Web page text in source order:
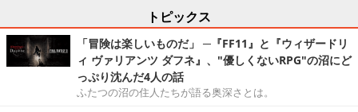
トピックス
「冒険は楽しいものだ」 ─『FF11』と『ウィザードリ
ィ ヴァリアンツ ダフネ』、"優しくないRPG"の沼にど
っぷり沈んだ4人の話
ふたつの沼の住人たちが語る奥深さとは。